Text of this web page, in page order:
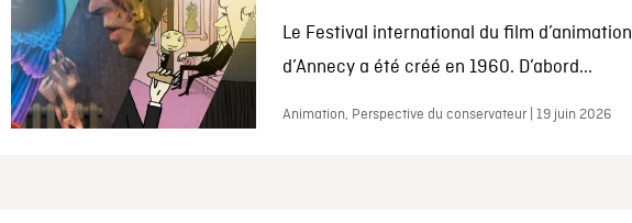
Le Festival international du film d’animation
d’Annecy a été créé en 1960. D’abord...
Animation, Perspective du conservateur | 19 juin 2026